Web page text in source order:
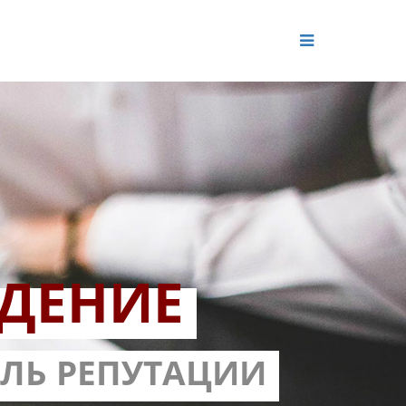
РЕПУТАЦИИ